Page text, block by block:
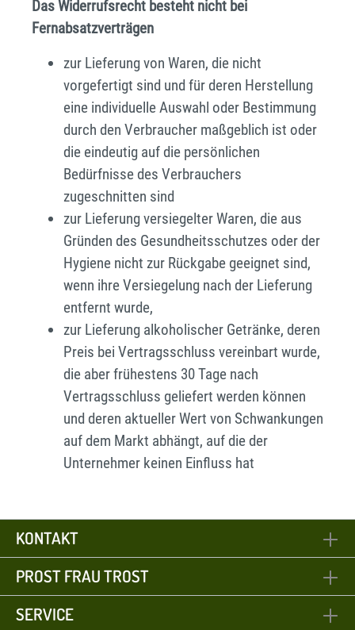
Das Widerrufsrecht besteht nicht bei
Fernabsatzverträgen
zur Lieferung von Waren, die nicht
vorgefertigt sind und für deren Herstellung
eine individuelle Auswahl oder Bestimmung
durch den Verbraucher maßgeblich ist oder
die eindeutig auf die persönlichen
Bedürfnisse des Verbrauchers
zugeschnitten sind
zur Lieferung versiegelter Waren, die aus
Gründen des Gesundheitsschutzes oder der
Hygiene nicht zur Rückgabe geeignet sind,
wenn ihre Versiegelung nach der Lieferung
entfernt wurde,
zur Lieferung alkoholischer Getränke, deren
Preis bei Vertragsschluss vereinbart wurde,
die aber frühestens 30 Tage nach
Vertragsschluss geliefert werden können
und deren aktueller Wert von Schwankungen
auf dem Markt abhängt, auf die der
Unternehmer keinen Einfluss hat
KONTAKT
PROST FRAU TROST
SERVICE